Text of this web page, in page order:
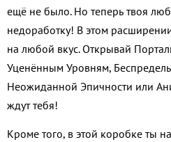
ещё не было. Но теперь твоя
недоработку! В этом
на любой вкус. Открывай
Уценённым Уровням,
Неожиданной Эпичности или
ждут тебя!
Кроме того, в этой коробке ты